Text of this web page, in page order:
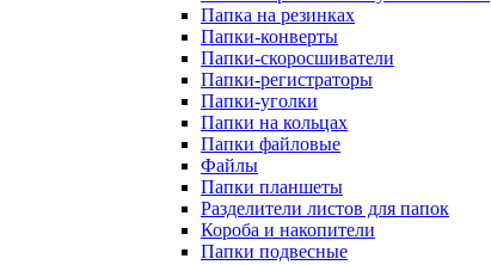
Папка на резинках
Папки-конверты
Папки-скоросшиватели
Папки-регистраторы
Папки-уголки
Папки на кольцах
Папки файловые
Файлы
Папки планшеты
Разделители листов для папок
Короба и накопители
Папки подвесные